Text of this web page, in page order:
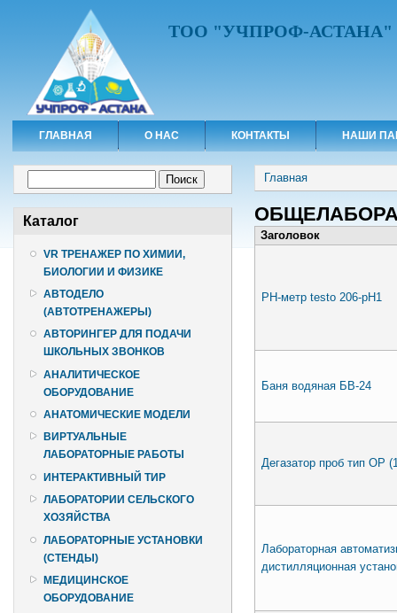
ТОО "УЧПРОФ-АСТАНА"
ГЛАВНАЯ О НАС КОНТАКТЫ НАШИ
Каталог
VR ТРЕНАЖЕР ПО ХИМИИ,
БИОЛОГИИ И ФИЗИКЕ
АВТОДЕЛО
(АВТОТРЕНАЖЕРЫ)
АВТОРИНГЕР ДЛЯ ПОДАЧИ
ШКОЛЬНЫХ ЗВОНКОВ
АНАЛИТИЧЕСКОЕ
ОБОРУДОВАНИЕ
АНАТОМИЧЕСКИЕ МОДЕЛИ
ВИРТУАЛЬНЫЕ
ЛАБОРАТОРНЫЕ РАБОТЫ
ИНТЕРАКТИВНЫЙ ТИР
ЛАБОРАТОРИИ СЕЛЬСКОГО
ХОЗЯЙСТВА
ЛАБОРАТОРНЫЕ УСТАНОВКИ
(СТЕНДЫ)
МЕДИЦИНСКОЕ
ОБОРУДОВАНИЕ
Вы здесь
Главная
Заголовок
РН-метр testo 206-pH1
Баня водяная БВ-24
Дегазатор проб тип OР
Лабораторная
дистилляционная